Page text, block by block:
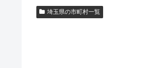
埼玉県の市町村一覧